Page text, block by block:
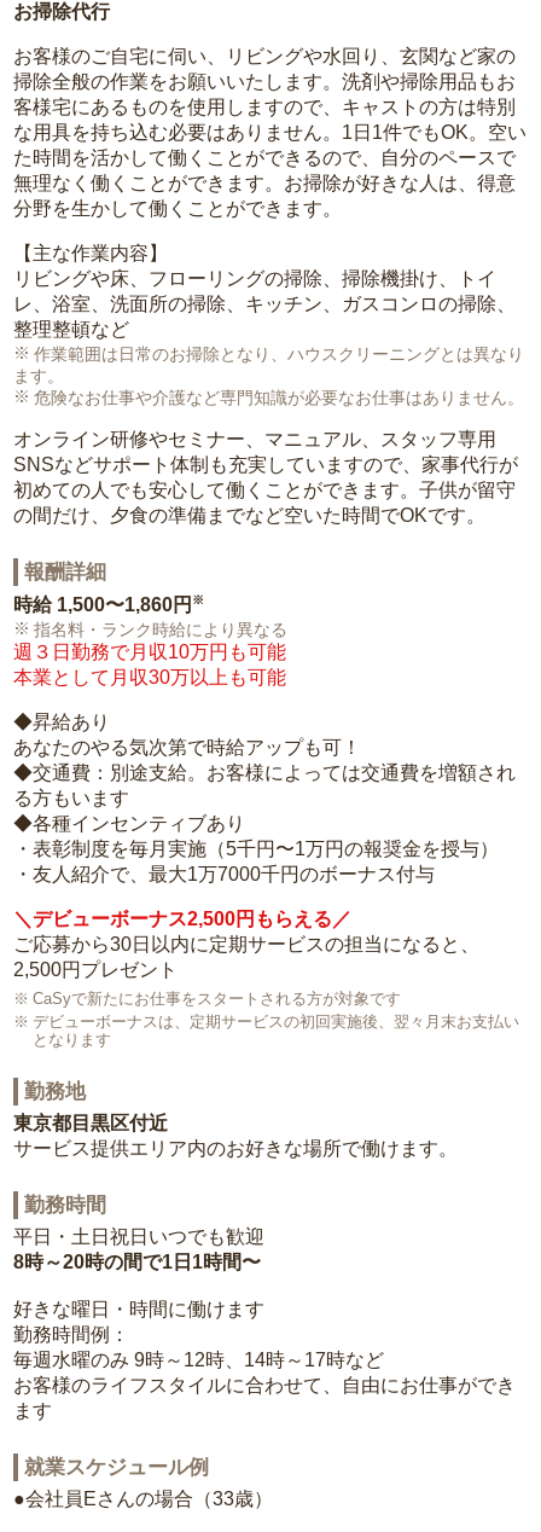
お掃除代行
お客様のご自宅に伺い、リビングや水回り、玄関など家の
掃除全般の作業をお願いいたします。洗剤や掃除用品もお
客様宅にあるものを使用しますので、キャストの方は特別
な用具を持ち込む必要はありません。1日1件でもOK。空い
た時間を活かして働くことができるので、自分のペースで
無理なく働くことができます。お掃除が好きな人は、得意
分野を生かして働くことができます。
【主な作業内容】
リビングや床、フローリングの掃除、掃除機掛け、トイ
レ、浴室、洗面所の掃除、キッチン、ガスコンロの掃除、
整理整頓など
作業範囲は日常のお掃除となり、ハウスクリーニングとは異なり
ます。
危険なお仕事や介護など専門知識が必要なお仕事はありません。
オンライン研修やセミナー、マニュアル、スタッフ専用
SNSなどサポート体制も充実していますので、家事代行が
初めての人でも安心して働くことができます。子供が留守
の間だけ、夕食の準備までなど空いた時間でOKです。
報酬詳細
時給 1,500〜1,860円 ※
指名料・ランク時給により異なる
週３日勤務で月収10万円も可能
本業として月収30万以上も可能
◆昇給あり
あなたのやる気次第で時給アップも可！
◆交通費：別途支給。お客様によっては交通費を増額され
る方もいます
◆各種インセンティブあり
・表彰制度を毎月実施（5千円〜1万円の報奨金を授与）
・友人紹介で、最大1万7000千円のボーナス付与
＼デビューボーナス2,500円もらえる／
ご応募から30日以内に定期サービスの担当になると、
2,500円プレゼント
CaSyで新たにお仕事をスタートされる方が対象です
デビューボーナスは、定期サービスの初回実施後、翌々月末お支払い
となります
勤務地
東京都目黒区付近
サービス提供エリア内のお好きな場所で働けます。
勤務時間
平日・土日祝日いつでも歓迎
8時～20時の間で1日1時間〜
好きな曜日・時間に働けます
勤務時間例：
毎週水曜のみ 9時～12時、14時～17時など
お客様のライフスタイルに合わせて、自由にお仕事ができ
ます
就業スケジュール例
●会社員Eさんの場合（33歳）